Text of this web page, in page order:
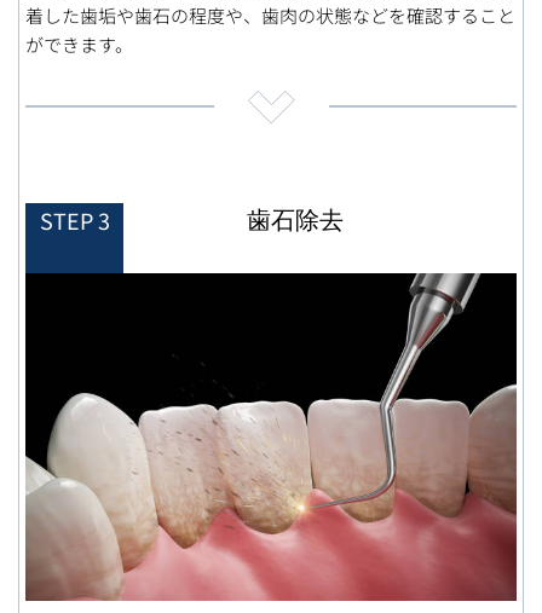
着した歯垢や歯石の程度や、歯肉の状態などを確認すること
ができます。
STEP 3 歯石除去